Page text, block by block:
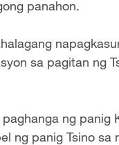
panahon.
sa pagitan ng
ng
ng panig Tsino sa